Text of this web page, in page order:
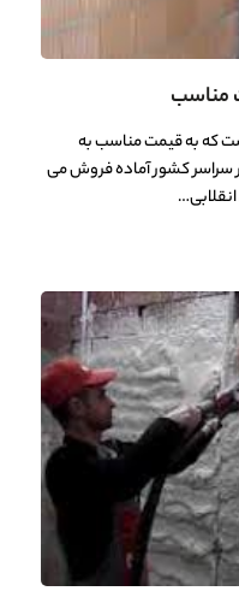
مناسب
که به قیمت مناسب به
سراسر کشور آماده فروش می